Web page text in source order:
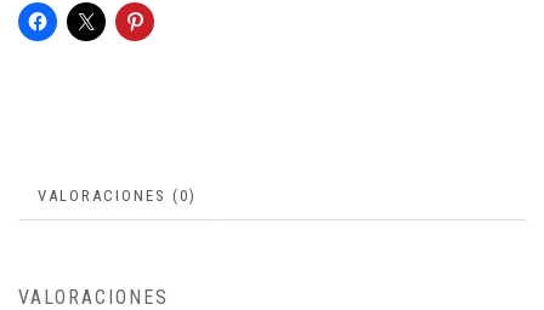
VALORACIONES (0)
VALORACIONES